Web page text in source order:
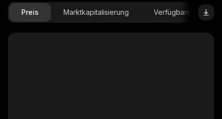
Preis Marktkapitalisierung Verfügbare Menge